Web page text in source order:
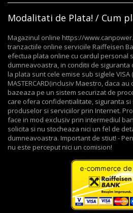
Modalitati de Plata! / Cum
Magazinul online https://
tranzactiile online serviciile Raiffeisen
efectua plata online cu cardul personal
dumneavoastra, in conditii de siguranta
la plata sunt cele emise sub siglele VISA
MASTERCARD(inclusiv Maestro, daca au
bazeaza pe un sistem securizat de
care ofera confidentialitate, siguranta si
produselor si serviciilor prin Internet.
face in mod exclusiv prin intermediul
solicita si nu stocheaza nici un fel de
dumneavoastra. Important de stiut! -
nu este perceput nici un comision!